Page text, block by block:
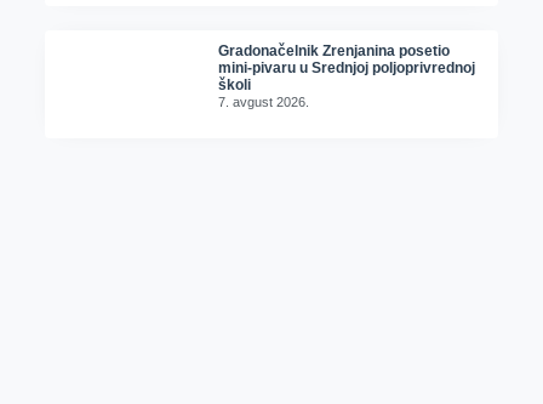
Gradonačelnik Zrenjanina posetio
mini-pivaru u Srednjoj poljoprivrednoj
školi
7. avgust 2026.